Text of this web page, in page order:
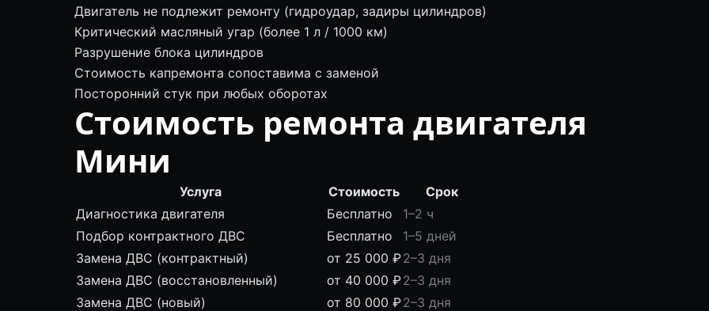
Двигатель не подлежит ремонту (гидроудар, задиры цилиндров)
Критический масляный угар (более 1 л / 1000 км)
Разрушение блока цилиндров
Стоимость капремонта сопоставима с заменой
Посторонний стук при любых оборотах
Стоимость ремонта двигателя
Мини
Услуга Стоимость
Срок
Диагностика двигателя
Бесплатно
1–2 ч
Подбор контрактного ДВС
Бесплатно
1–5 дней
Замена ДВС (контрактный)
от 25 000 ₽2–3 дня
Замена ДВС (восстановленный)
от 40 000 ₽2–3 дня
Замена ДВС (новый)
от 80 000 ₽2–3 дня